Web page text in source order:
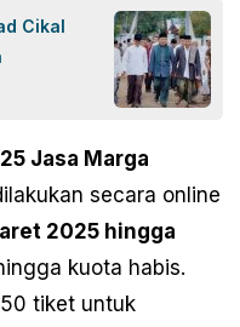
Cikal
Jasa Marga
secara online
2025 hingga
kuota habis.
tiket untuk